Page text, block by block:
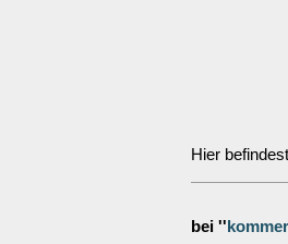
Hier
bei ''